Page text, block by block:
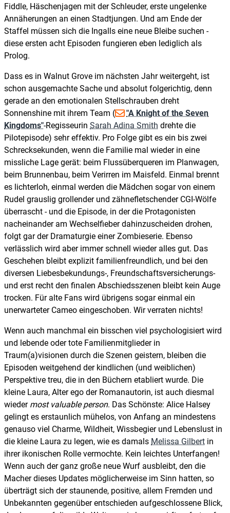
Fiddle, Häschenjagen mit der Schleuder, erste ungelenke
Annäherungen an einen Stadtjungen. Und am Ende der
Staffel müssen sich die Ingalls eine neue Bleibe suchen -
diese ersten acht Episoden fungieren eben lediglich als
Prolog.
Dass es in Walnut Grove im nächsten Jahr weitergeht, ist
schon ausgemachte Sache und absolut folgerichtig, denn
gerade an den emotionalen Stellschrauben dreht
Sonnenshine mit ihrem Team (
"A Knight of the Seven
Kingdoms"-Regisseurin Sarah Adina Smith drehte die
Pilotepisode) sehr effektiv. Pro Folge gibt es ein bis zwei
Schrecksekunden, wenn die Familie mal wieder in eine
missliche Lage gerät: beim Flussüberqueren im Planwagen,
beim Brunnenbau, beim Verirren im Maisfeld. Einmal brennt
es lichterloh, einmal werden die Mädchen sogar von einem
Rudel grauslig grollender und zähnefletschender CGI-Wölfe
überrascht - und die Episode, in der die Protagonisten
nacheinander am Wechselfieber dahinzuscheiden drohen,
folgt gar der Dramaturgie einer Zombieserie. Ebenso
verlässlich wird aber immer schnell wieder alles gut. Das
Geschehen bleibt explizit familienfreundlich, und bei den
diversen Liebesbekundungs-, Freundschaftsversicherungs-
und erst recht den finalen Abschiedsszenen bleibt kein Auge
trocken. Für alte Fans wird übrigens sogar einmal ein
unerwarteter Cameo eingeschoben. Wir verraten nichts!
Wenn auch manchmal ein bisschen viel psychologisiert wird
und lebende oder tote Familienmitglieder in
Traum(a)visionen durch die Szenen geistern, bleiben die
Episoden weitgehend der kindlichen (und weiblichen)
Perspektive treu, die in den Büchern etabliert wurde. Die
kleine Laura, Alter ego der Romanautorin, ist auch diesmal
wieder most valuable person. Das Schönste: Alice Halsey
gelingt es erstaunlich mühelos, von Anfang an mindestens
genauso viel Charme, Wildheit, Wissbegier und Lebenslust in
die kleine Laura zu legen, wie es damals Melissa Gilbert in
ihrer ikonischen Rolle vermochte. Kein leichtes Unterfangen!
Wenn auch der ganz große neue Wurf ausbleibt, den die
Macher dieses Updates möglicherweise im Sinn hatten, so
überträgt sich der staunende, positive, allem Fremden und
Unbekannten gegenüber entschieden aufgeschlossene Blick,